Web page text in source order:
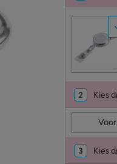
2 Kies
3 Kies